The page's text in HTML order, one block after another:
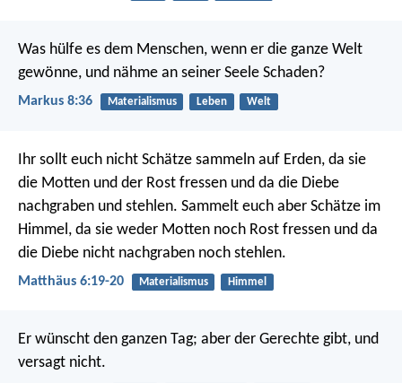
Was hülfe es dem Menschen, wenn er die ganze Welt
gewönne, und nähme an seiner Seele Schaden?
Markus 8:36 Materialismus Leben Welt
Ihr sollt euch nicht Schätze sammeln auf Erden, da sie
die Motten und der Rost fressen und da die Diebe
nachgraben und stehlen. Sammelt euch aber Schätze im
Himmel, da sie weder Motten noch Rost fressen und da
die Diebe nicht nachgraben noch stehlen.
Matthäus 6:19-20 Materialismus Himmel
Er wünscht den ganzen Tag; aber der Gerechte gibt, und
versagt nicht.